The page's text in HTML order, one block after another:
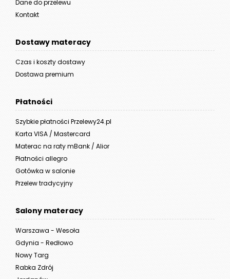
Dane do przelewu
Kontakt
Dostawy materacy
Czas i koszty dostawy
Dostawa premium
Płatności
Szybkie płatności Przelewy24.pl
Karta VISA / Mastercard
Materac na raty mBank / Alior
Płatności allegro
Gotówka w salonie
Przelew tradycyjny
Salony materacy
Warszawa - Wesoła
Gdynia - Redłowo
Nowy Targ
Rabka Zdrój